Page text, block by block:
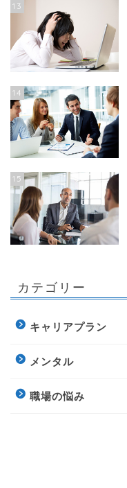
13
14
15
カテゴリー
キャリアプラン
メンタル
職場の悩み